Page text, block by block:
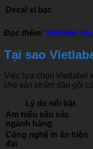
Decal xi bạc
Đọc thêm: Vietlabel
Tại sao
Việc lựa chọn Vietlabel
cho sản phẩm dầu gội
Lý do nổi bật
Am hiểu sâu sắc
ngành hàng
Công nghệ in ấn hiện
đại